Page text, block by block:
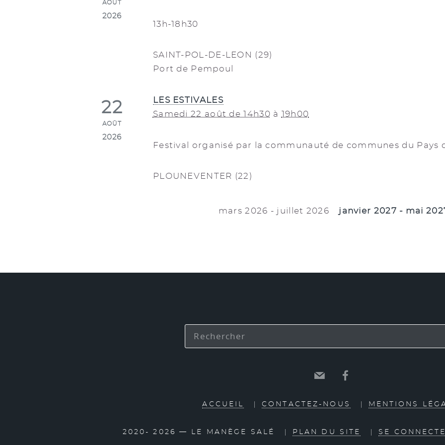
AOÛT
2026
13h-18h30
SAINT-POL-DE-LEON (29)
Port de Pempoul
22
AOÛT
2026
LES ESTIVALES
Samedi 22 août de 14h30 à 19h00
Festival organisé par la communauté de communes du Pays
PLOUNEVENTER (22)
mars 2026 - juillet 2026 janvier 2027 - mai
ACCUEIL CONTACTEZ-NOUS MENTIONS
2020- 2026 — LE MANÈGE SALÉ PLAN DU SITE SE